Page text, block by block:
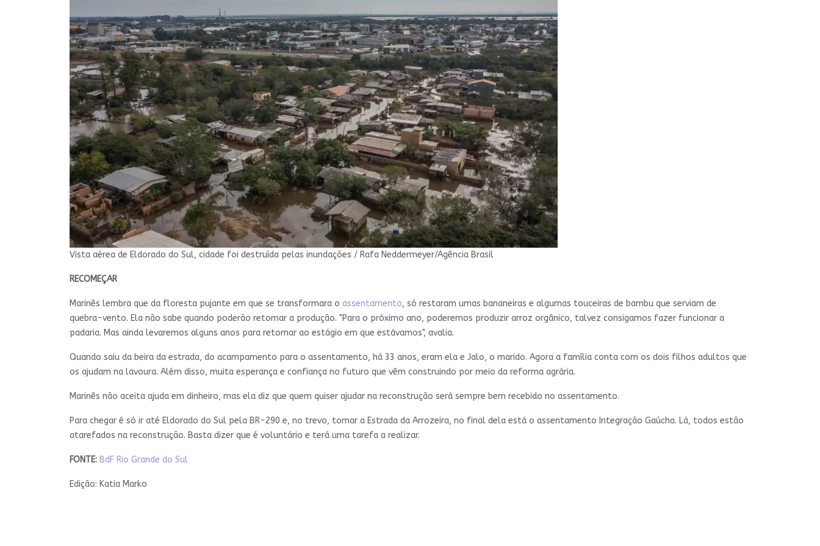
Vista aérea de Eldorado do Sul, cidade foi destruída pelas inundações / Rafa Neddermeyer/Agência Brasil
RECOMEÇAR
Marinês lembra que da floresta pujante em que se transformara o assentamento, só restaram umas bananeiras e algumas touceiras de bambu que serviam de
quebra-vento. Ela não sabe quando poderão retomar a produção. "Para o próximo ano, poderemos produzir arroz orgânico, talvez consigamos fazer funcionar a
padaria. Mas ainda levaremos alguns anos para retornar ao estágio em que estávamos", avalia.
Quando saiu da beira da estrada, do acampamento para o assentamento, há 33 anos, eram ela e Jalo, o marido. Agora a família conta com os dois filhos adultos que
os ajudam na lavoura. Além disso, muita esperança e confiança no futuro que vêm construindo por meio da reforma agrária.
Marinês não aceita ajuda em dinheiro, mas ela diz que quem quiser ajudar na reconstrução será sempre bem recebido no assentamento.
Para chegar é só ir até Eldorado do Sul pela BR-290 e, no trevo, tomar a Estrada da Arrozeira, no final dela está o assentamento Integração Gaúcha. Lá, todos estão
atarefados na reconstrução. Basta dizer que é voluntário e terá uma tarefa a realizar.
FONTE: BdF Rio Grande do Sul
Edição: Katia Marko